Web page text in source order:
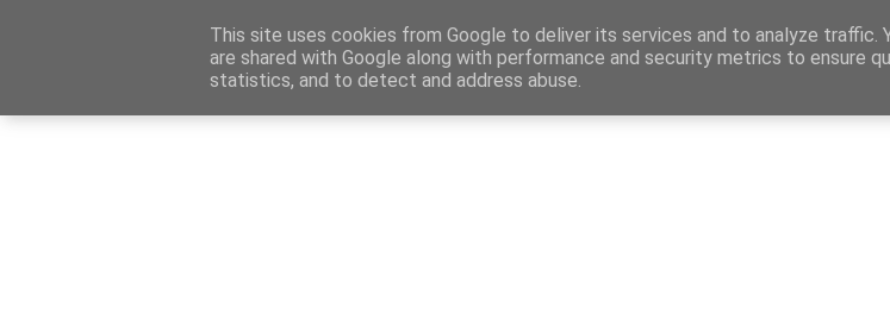
Καταχώρηση Αγγελίας Επικοινωνία Site Map
Ενημέρωση Αγγελίες Εργασίας
This site uses cookies from Google to deliver its services and to analyze traffic.
are shared with Google along with performance and security metrics to ensure
statistics, and to detect and address abuse.